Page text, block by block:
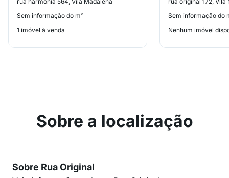
Sem informação do m²
1 imóvel à venda
Sem informação do
Nenhum imóvel
Sobre a localização
Sobre Rua Original